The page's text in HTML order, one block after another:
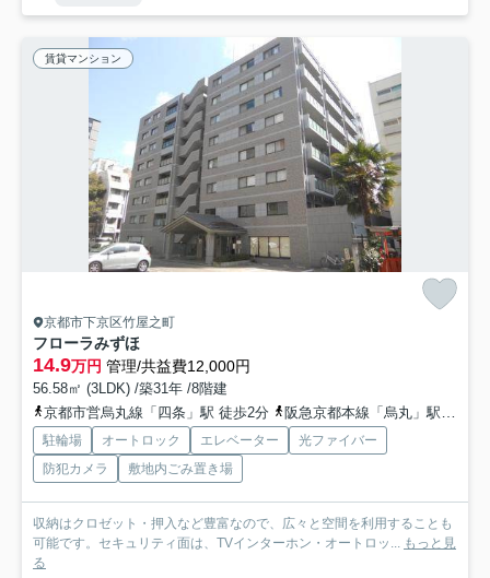
賃貸マンション
京都市下京区竹屋之町
フローラみずほ
14.9万円 管理/共益費12,000円
56.58㎡ (3LDK) /築31年 /8階建
京都市営烏丸線「四条」駅 徒歩2分
阪急京都本線「烏丸」駅 徒歩3分
駐輪場 オートロック エレベーター
光ファイバー
防犯カメラ
敷地内ごみ置き場
収納はクロゼット・押入など豊富なので、広々と空間を利用することも
可能です。セキュリティ面は、TVインターホン・オートロッ... もっと見
る